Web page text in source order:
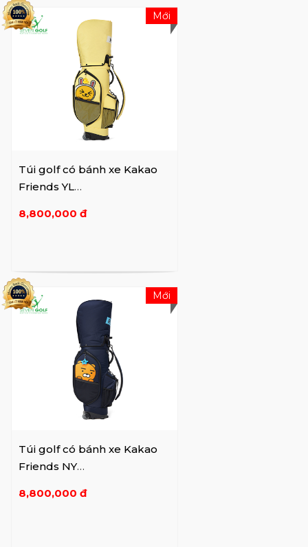
Túi golf có bánh xe Kakao
Friends YL
8,800,000 đ
Mới
Túi golf có bánh xe Kakao
Friends NY
8,800,000 đ
Mới